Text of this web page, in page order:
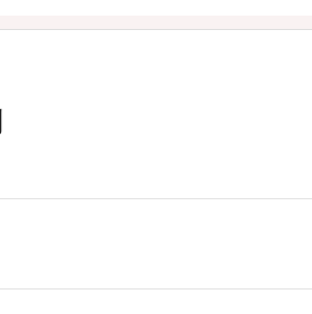
一戸建て 1万円